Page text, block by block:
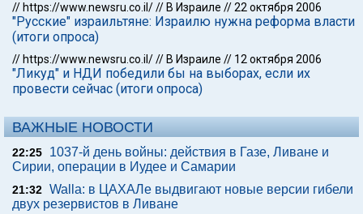
// https://www.newsru.co.il/// В Израиле //22 октября 2006
"Русские" израильтяне: Израилю нужна реформа власти
(итоги опроса)
// https://www.newsru.co.il/// В Израиле // 12 октября 2006
"Ликуд" и НДИ победили бы на выборах, если их
провести сейчас (итоги опроса)
ВАЖНЫЕ НОВОСТИ
22:25
1037-й день войны: действия в Газе, Ливане и
Сирии, операции в Иудее и Самарии
21:32 Walla: в ЦАХАЛе выдвигают новые версии гибели
двух резервистов в Ливане